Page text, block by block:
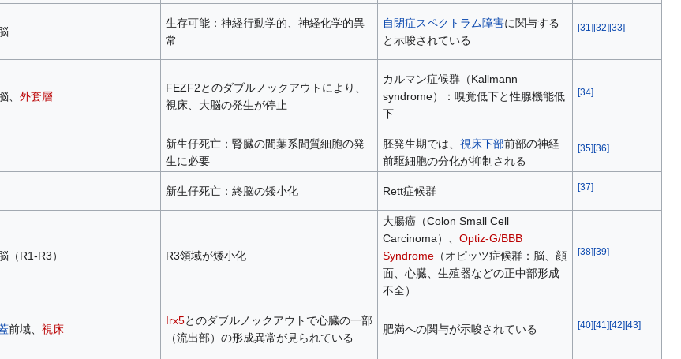
生存可能：神経行動学的、神経化学的異
常
自閉症スペクトラム障害に関与する
と示唆されている
[31 ][32][33]
、 外套層
FEZF2とのダブルノックアウトにより、
視床、大脳の発生が停止
カルマン症候群（Kallmann
syndrome）：嗅覚低下と性腺機能低
下
[34]
新生仔死亡：腎臓の間葉系間質細胞の発
生に必要
胚発生期では、 視床下部前部の神経
前駆細胞の分化が抑制される
[35][36]
新生仔死亡：終脳の矮小化 Rett症候群 [37]
（R1-R3） R3領域が矮小化
大腸癌（Colon Small Cell
Carcinoma）、 Optiz-G/BBB
Syndrome（オピッツ症候群：脳、顔
面、心臓、生殖器などの正中部形成
不全）
[38][39]
前域、 視床
Irx5とのダブルノックアウトで心臓の一部
（流出部）の形成異常が見られている
肥満への関与が示唆されている [40][41 ][42][43]